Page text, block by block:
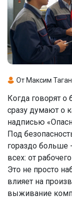
От Максим
Когда говорят о
сразу думают о
надписью
Под
гораздо больше
всех: от
Это не просто
влияет на
выживание